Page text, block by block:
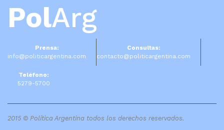
PolArg
Prensa:
info@politicargentina.com
Consultas:
contacto@politicargentina.com
Teléfono:
5279-5700
2015 © Política Argentina todos los derechos reservados.